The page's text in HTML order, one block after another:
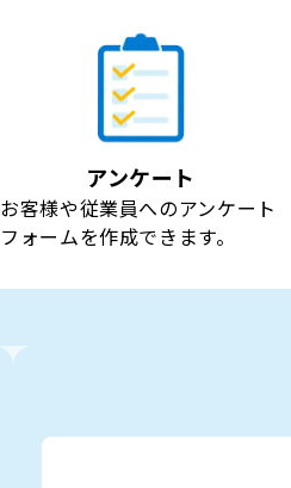
アンケート
お客様や従業員へのアンケート
フォームを作成できます。